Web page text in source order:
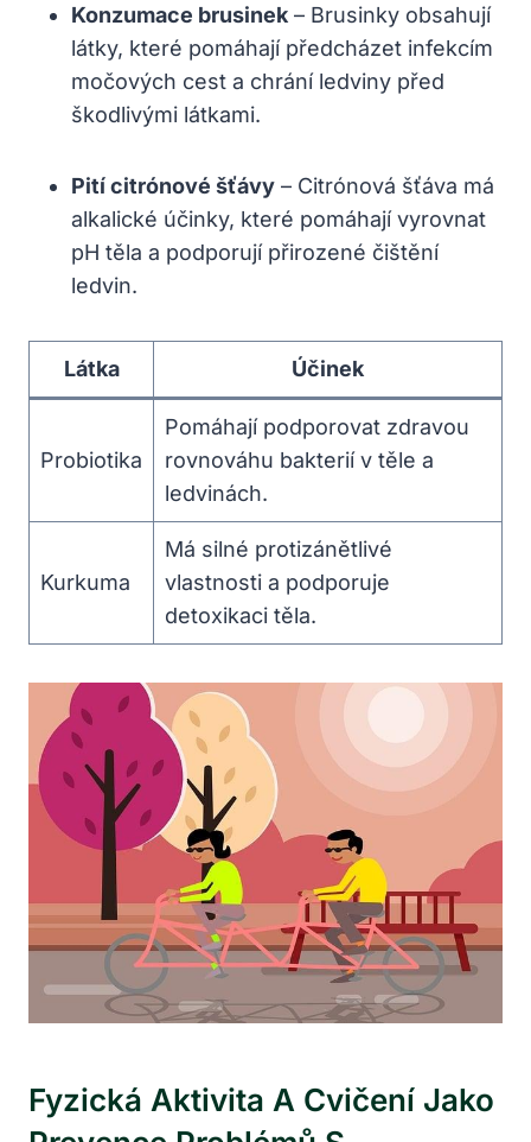
Konzumace brusinek – Brusinky obsahují
‍látky, které pomáhají předcházet infekcím
močových cest a chrání ledviny před
škodlivými látkami.
Pití citrónové šťávy – Citrónová šťáva má
⁣alkalické účinky, ​které ⁢pomáhají vyrovnat
pH těla a podporují přirozené čištění
ledvin.
Látka Účinek
Probiotika
Pomáhají podporovat⁤ zdravou
rovnováhu bakterií v těle a‍
ledvinách.
Kurkuma
Má ‌silné protizánětlivé
vlastnosti a podporuje
detoxikaci⁢ těla.
Fyzická Aktivita A Cvičení Jako